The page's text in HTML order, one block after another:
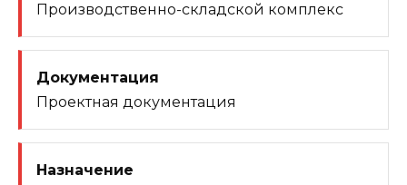
Производственно-складской комплекс
Документация
Проектная документация
Назначение